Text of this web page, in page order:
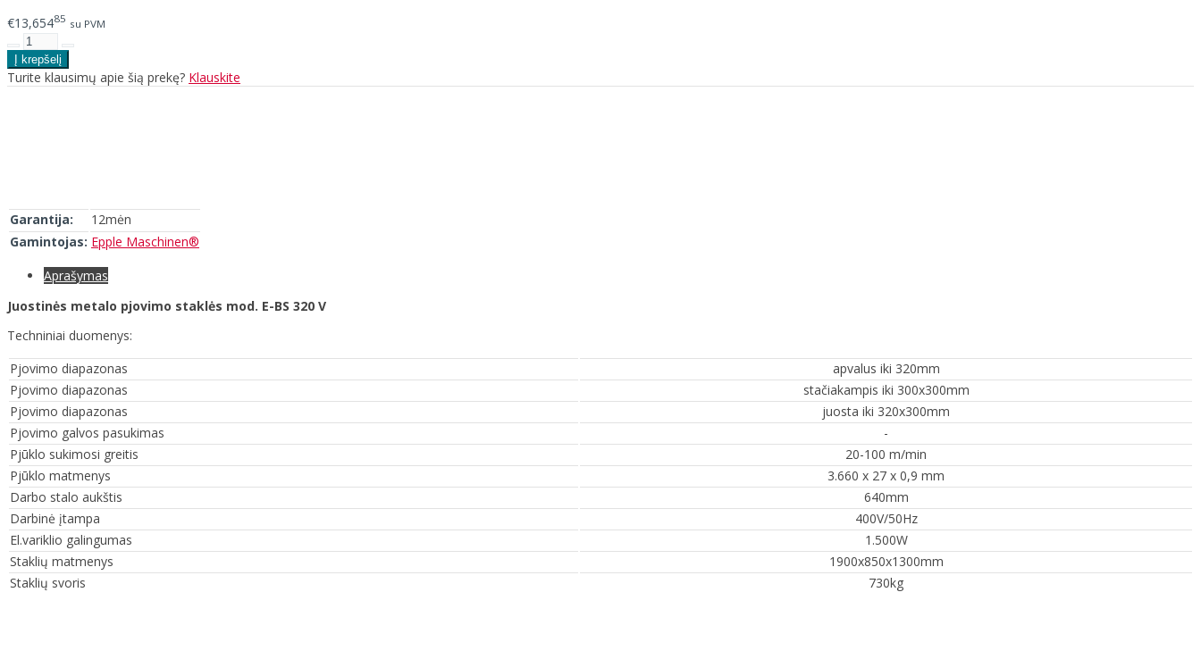
€13,65485 su PVM
Turite klausimų apie šią prekę? Klauskite
Garantija:
12mėn
Gamintojas: Epple Maschinen®
Aprašymas
Juostinės metalo pjovimo staklės mod. E-BS 320 V
Techniniai duomenys:
Pjovimo diapazonas
apvalus iki 320mm
Pjovimo diapazonas
stačiakampis iki 300x300mm
Pjovimo diapazonas
juosta iki 320x300mm
Pjovimo galvos pasukimas
-
Pjūklo sukimosi greitis
20-100 m/min
Pjūklo matmenys
3.660 x 27 x 0,9 mm
Darbo stalo aukštis
640mm
Darbinė įtampa
400V/50Hz
El.variklio galingumas
1.500W
Staklių matmenys
1900x850x1300mm
Staklių svoris
730kg